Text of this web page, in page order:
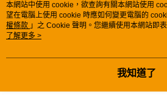
熱門標籤
本網站中使用 cookie，欲查詢有關本網站使用
望在電腦上使用 cookie 時應如何變更電腦的
權條款 」之 Cookie 聲明。您繼續使用本網站即
用條款之 Cookie 聲明使用 cookie。
了解更多 >
我知道了